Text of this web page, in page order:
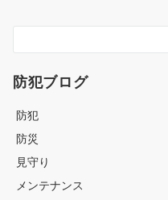
防犯ブログ
防犯
防災
見守り
メンテナンス